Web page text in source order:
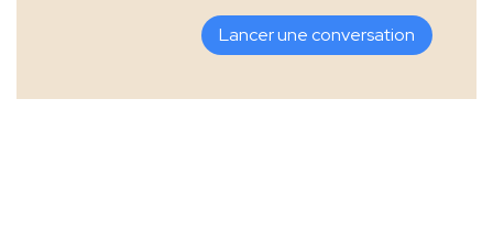
Lancer une conversation